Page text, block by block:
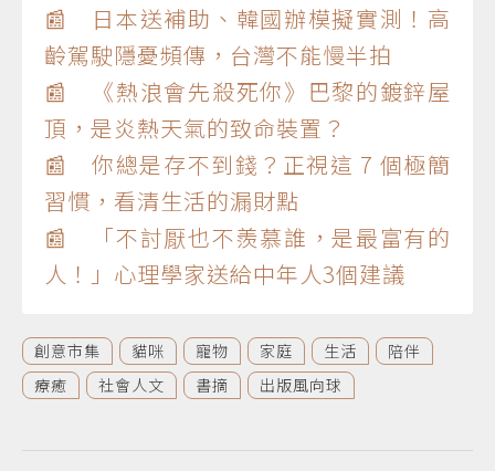
📰 日本送補助、韓國辦模擬實測！高
齡駕駛隱憂頻傳，台灣不能慢半拍
📰 《熱浪會先殺死你》巴黎的鍍鋅屋
頂，是炎熱天氣的致命裝置？
📰 你總是存不到錢？正視這 7 個極簡
習慣，看清生活的漏財點
📰 「不討厭也不羨慕誰，是最富有的
人！」心理學家送給中年人3個建議
創意市集 貓咪 寵物 家庭 生活
陪伴
療癒
社會人文 書摘 出版風向球